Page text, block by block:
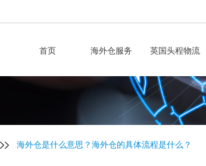
首页 海外仓服务 英国头程物流
海外仓是什么意思？海外仓的具体流程是什么？